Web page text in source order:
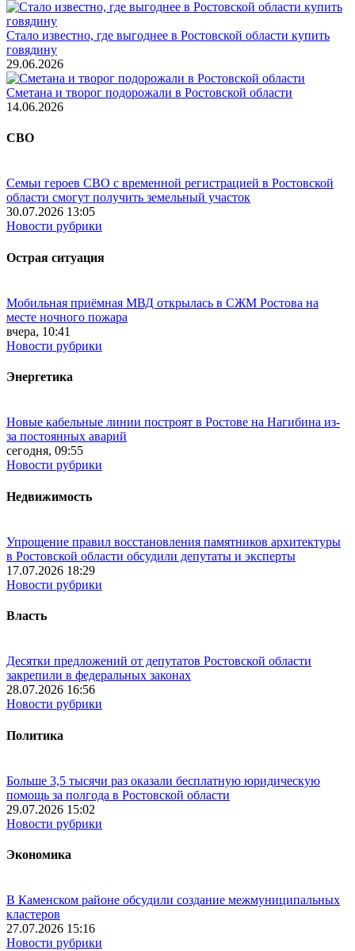
Стало известно, где выгоднее в Ростовской области купить
говядину
29.06.2026
Сметана и творог подорожали в Ростовской области
14.06.2026
СВО
Семьи героев СВО с временной регистрацией в Ростовской
области смогут получить земельный участок
30.07.2026 13:05
Новости рубрики
Острая ситуация
Мобильная приёмная МВД открылась в СЖМ Ростова на
месте ночного пожара
вчера, 10:41
Новости рубрики
Энергетика
Новые кабельные линии построят в Ростове на Нагибина из-
за постоянных аварий
сегодня, 09:55
Новости рубрики
Недвижимость
Упрощение правил восстановления памятников архитектуры
в Ростовской области обсудили депутаты и эксперты
17.07.2026 18:29
Новости рубрики
Власть
Десятки предложений от депутатов Ростовской области
закрепили в федеральных законах
28.07.2026 16:56
Новости рубрики
Политика
Больше 3,5 тысячи раз оказали бесплатную юридическую
помощь за полгода в Ростовской области
29.07.2026 15:02
Новости рубрики
Экономика
В Каменском районе обсудили создание межмуниципальных
кластеров
27.07.2026 15:16
Новости рубрики